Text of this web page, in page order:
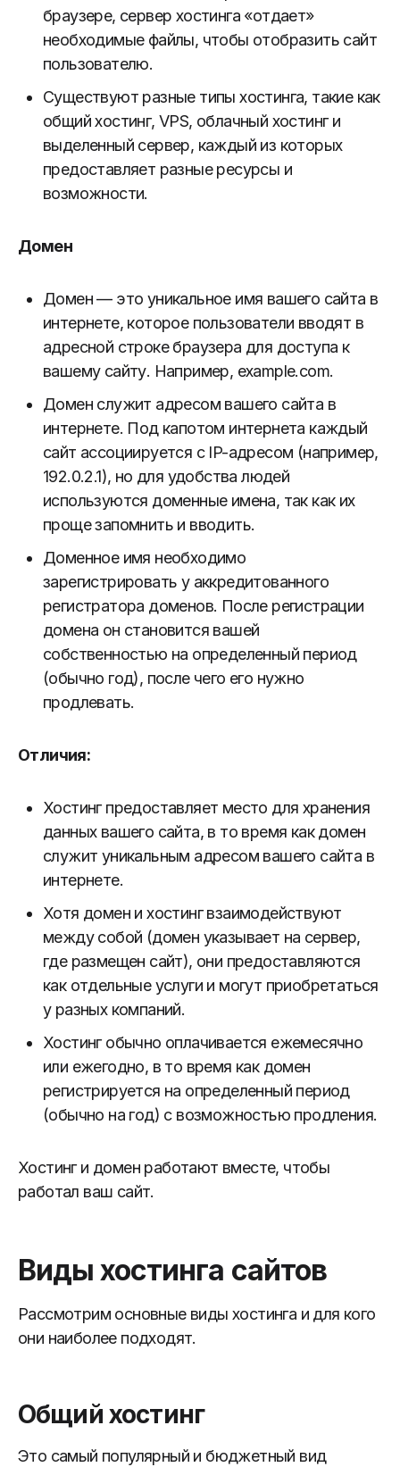
браузере, сервер хостинга «отдает»
необходимые файлы, чтобы отобразить сайт
пользователю.
Существуют разные типы хостинга, такие как
общий хостинг, VPS, облачный хостинг и
выделенный сервер, каждый из которых
предоставляет разные ресурсы и
возможности.
Домен
Домен — это уникальное имя вашего сайта в
интернете, которое пользователи вводят в
адресной строке браузера для доступа к
вашему сайту. Например, example.com.
Домен служит адресом вашего сайта в
интернете. Под капотом интернета каждый
сайт ассоциируется с IP-адресом (например,
192.0.2.1), но для удобства людей
используются доменные имена, так как их
проще запомнить и вводить.
Доменное имя необходимо
зарегистрировать у аккредитованного
регистратора доменов. После регистрации
домена он становится вашей
собственностью на определенный период
(обычно год), после чего его нужно
продлевать.
Отличия:
Хостинг предоставляет место для хранения
данных вашего сайта, в то время как домен
служит уникальным адресом вашего сайта в
интернете.
Хотя домен и хостинг взаимодействуют
между собой (домен указывает на сервер,
где размещен сайт), они предоставляются
как отдельные услуги и могут приобретаться
у разных компаний.
Хостинг обычно оплачивается ежемесячно
или ежегодно, в то время как домен
регистрируется на определенный период
(обычно на год) с возможностью продления.
Хостинг и домен работают вместе, чтобы
работал ваш сайт.
Виды хостинга сайтов
Рассмотрим основные виды хостинга и для кого
они наиболее подходят.
Общий хостинг
Это самый популярный и бюджетный вид